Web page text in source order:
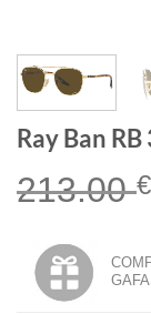
Ray Ban
213.00€